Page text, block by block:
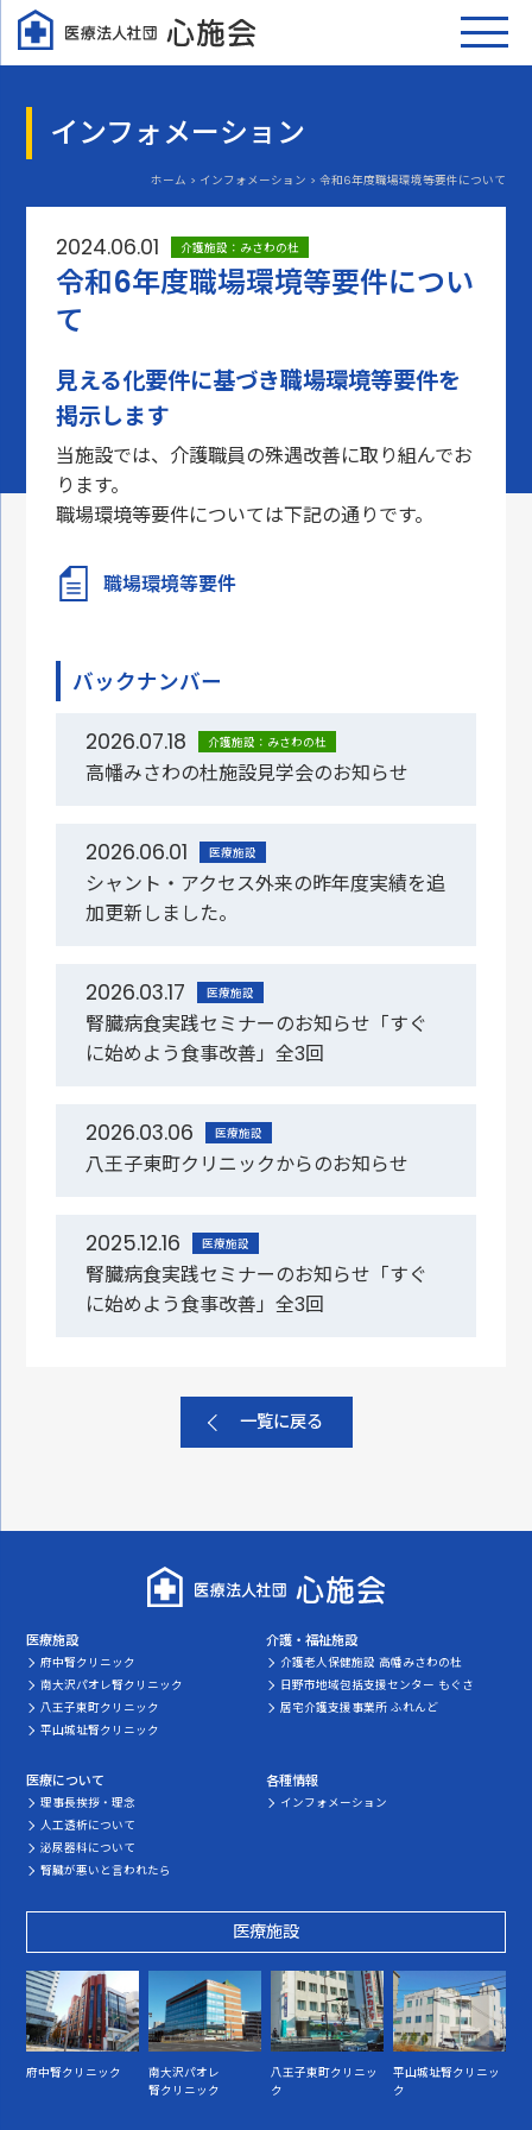
インフォメーション
ホーム > インフォメーション > 令和6年度職場環境等要件について
2024.06.01 介護施設：みさわの杜
令和6年度職場環境等要件につい
て
見える化要件に基づき職場環境等要件を
掲示します
当施設では、介護職員の殊遇改善に取り組んでお
ります。
職場環境等要件については下記の通りです。
職場環境等要件
バックナンバー
2026.07.18 介護施設：みさわの杜
高幡みさわの杜施設見学会のお知らせ
2026.06.01 医療施設
シャント・アクセス外来の昨年度実績を追
加更新しました。
2026.03.17 医療施設
腎臓病食実践セミナーのお知らせ「すぐ
に始めよう食事改善」全3回
2026.03.06 医療施設
八王子東町クリニックからのお知らせ
2025.12.16 医療施設
腎臓病食実践セミナーのお知らせ「すぐ
に始めよう食事改善」全3回
一覧に戻る
医療施設
府中腎クリニック
南大沢パオレ腎クリニック
八王子東町クリニック
平山城址腎クリニック
介護・福祉施設
介護老人保健施設 高幡みさわの杜
日野市地域包括支援センター もぐさ
居宅介護支援事業所 ふれんど
医療について
理事長挨拶・理念
人工透析について
泌尿器科について
腎臓が悪いと言われたら
各種情報
インフォメーション
医療施設
府中腎クリニック
南大沢パオレ
腎クリニック
八王子東町クリニッ
ク
平山城址腎クリニッ
ク